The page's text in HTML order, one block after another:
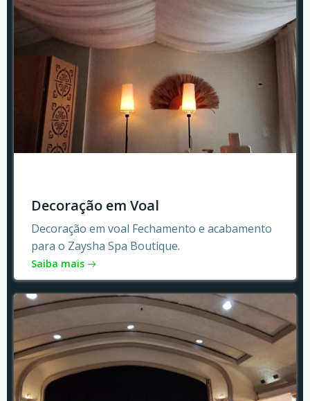
Decoração em Voal
Decoração em voal Fechamento e acabamento
para o Zaysha Spa Boutique.
Saiba mais